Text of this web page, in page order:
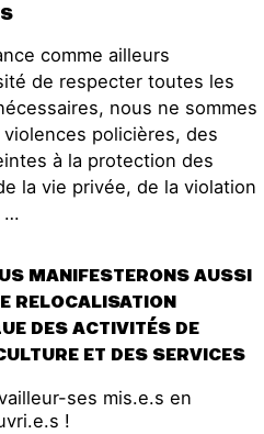
comme ailleurs
de respecter toutes les
nous ne sommes
policières, des
à la protection des
la vie privée, de la violation
…
MANIFESTERONS AUSSI
RELOCALISATION
DES ACTIVITÉS DE
ET DES SERVICES
ses mis.e.s en
!